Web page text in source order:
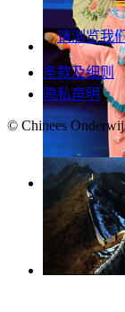
请浏览我
条款及细则
隐私声明
© Chinees